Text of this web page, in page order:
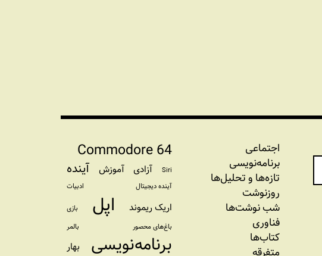
اجتماعی
برنامه‏‌نویسی
تازه‌‌ها و تحلیل‌ها
روزنوشت
شب نوشت‌ها
فناوری
کتاب‌ها
متفرقه
Commodore 64
Siri آزادی آموزش آینده
آینده دیجیتال ادبیات
اریک ریموند اپل
بازی
باغ‌های محصور
بالمر
برنامه‌نویسی بهار